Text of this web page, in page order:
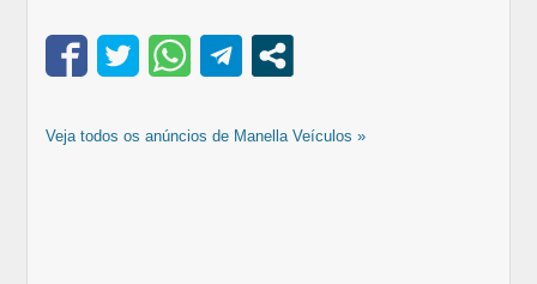
Veja todos os anúncios de Manella Veículos »